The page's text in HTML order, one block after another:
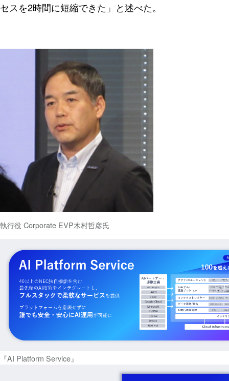
セスを2時間に短縮できた」と述べた。
執行役 Corporate EVP木村哲彦氏
『AI Platform Service』